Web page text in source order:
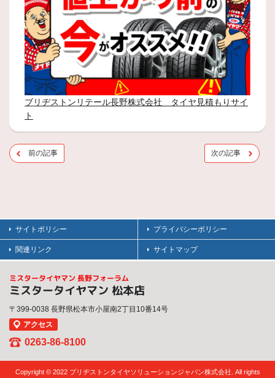
ブリヂストンリテール長野株式会社 タイヤ見積もりサイ
ト
前の記事 次の記事
サイトポリシー プライバシーポリシー
関連リンク サイトマップ
ミスタータイヤマン 長野フォーラム
ミスタータイヤマン 松本店
〒399-0038 長野県松本市小屋南2丁目10番14号
アクセス
0263-86-8100
Copyright © 2022 ブリヂストンタイヤソリューションジャパン株式会社. All rights